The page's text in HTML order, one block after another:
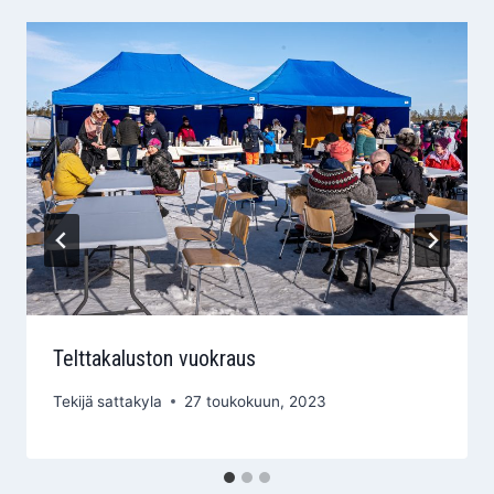
Telttakaluston vuokraus
Tekijä sattakyla 27 toukokuun, 2023